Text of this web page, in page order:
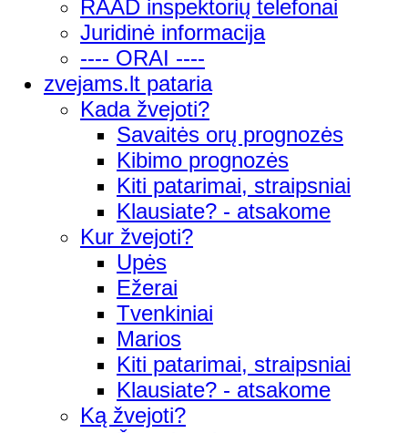
RAAD inspektorių telefonai
Juridinė informacija
---- ORAI ----
zvejams.lt pataria
Kada žvejoti?
Savaitės orų prognozės
Kibimo prognozės
Kiti patarimai, straipsniai
Klausiate? - atsakome
Kur žvejoti?
Upės
Ežerai
Tvenkiniai
Marios
Kiti patarimai, straipsniai
Klausiate? - atsakome
Ką žvejoti?